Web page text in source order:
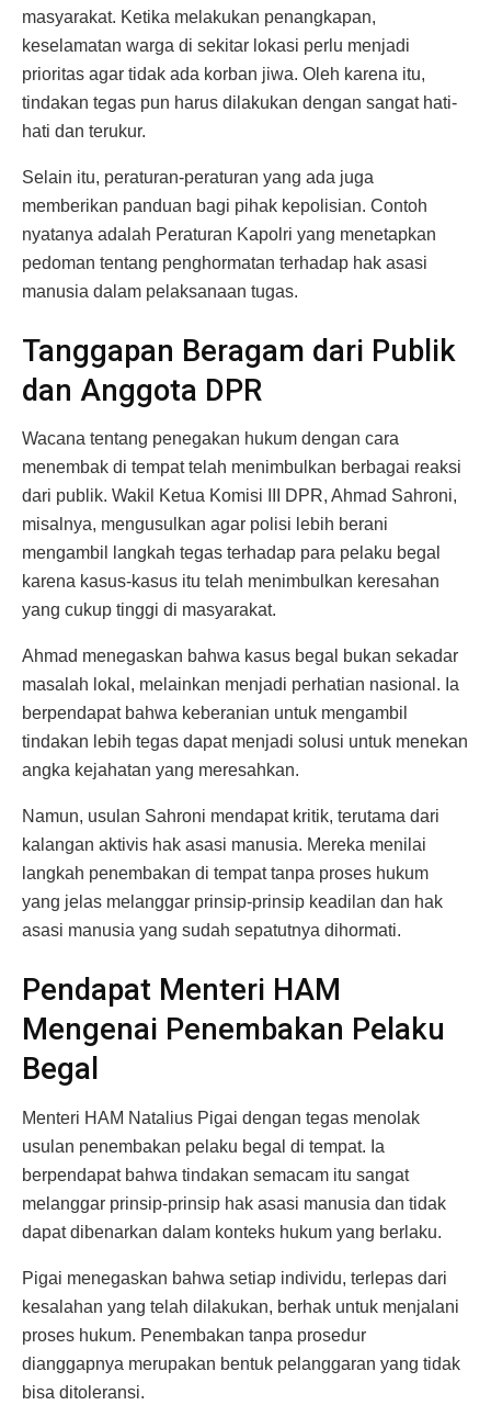
masyarakat. Ketika melakukan penangkapan,
keselamatan warga di sekitar lokasi perlu menjadi
prioritas agar tidak ada korban jiwa. Oleh karena itu,
tindakan tegas pun harus dilakukan dengan sangat hati-
hati dan terukur.
Selain itu, peraturan-peraturan yang ada juga
memberikan panduan bagi pihak kepolisian. Contoh
nyatanya adalah Peraturan Kapolri yang menetapkan
pedoman tentang penghormatan terhadap hak asasi
manusia dalam pelaksanaan tugas.
Tanggapan Beragam dari Publik
dan Anggota DPR
Wacana tentang penegakan hukum dengan cara
menembak di tempat telah menimbulkan berbagai reaksi
dari publik. Wakil Ketua Komisi III DPR, Ahmad Sahroni,
misalnya, mengusulkan agar polisi lebih berani
mengambil langkah tegas terhadap para pelaku begal
karena kasus-kasus itu telah menimbulkan keresahan
yang cukup tinggi di masyarakat.
Ahmad menegaskan bahwa kasus begal bukan sekadar
masalah lokal, melainkan menjadi perhatian nasional. Ia
berpendapat bahwa keberanian untuk mengambil
tindakan lebih tegas dapat menjadi solusi untuk menekan
angka kejahatan yang meresahkan.
Namun, usulan Sahroni mendapat kritik, terutama dari
kalangan aktivis hak asasi manusia. Mereka menilai
langkah penembakan di tempat tanpa proses hukum
yang jelas melanggar prinsip-prinsip keadilan dan hak
asasi manusia yang sudah sepatutnya dihormati.
Pendapat Menteri HAM
Mengenai Penembakan Pelaku
Begal
Menteri HAM Natalius Pigai dengan tegas menolak
usulan penembakan pelaku begal di tempat. Ia
berpendapat bahwa tindakan semacam itu sangat
melanggar prinsip-prinsip hak asasi manusia dan tidak
dapat dibenarkan dalam konteks hukum yang berlaku.
Pigai menegaskan bahwa setiap individu, terlepas dari
kesalahan yang telah dilakukan, berhak untuk menjalani
proses hukum. Penembakan tanpa prosedur
dianggapnya merupakan bentuk pelanggaran yang tidak
bisa ditoleransi.